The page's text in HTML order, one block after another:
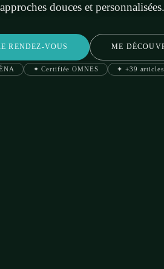
douces et personnalisées.
RENDEZ-VOUS ME
✦ Certifiée OMNES ✦ +39 articles